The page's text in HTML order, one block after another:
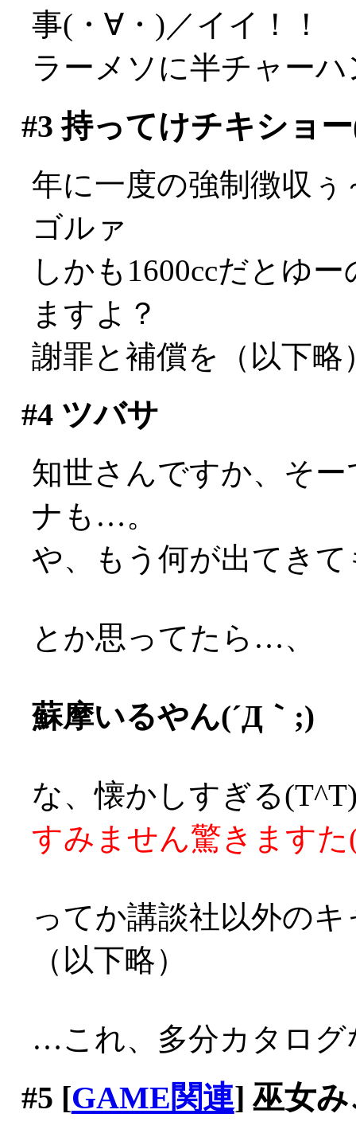
事(・∀・)／イイ！！
ラーメソに半チャー
#3 持ってけチキショ
年に一度の強制徴収ぅ
ゴルァ
しかも1600ccだとゆ
ますよ？
謝罪と補償を（以下略
#4ツバサ
知世さんですか、そ
ナも…。
や、もう何が出てき
とか思ってたら…、
蘇摩いるやん(´Д｀;)
な、懐かしすぎる
すみません驚きますた
ってか講談社以外の
（以下略）
…これ、多分カタロ
#5 [GAME関連] 巫女